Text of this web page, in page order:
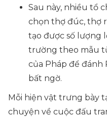
Sau này, nhiều tổ
chọn thợ đúc, thợ
tạo được số lượng
trường theo mẫu
của Pháp để đánh
bất ngờ.
Mỗi hiện vật trưng bày
chuyện về cuộc đấu